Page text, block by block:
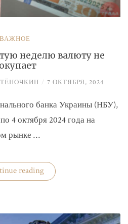
ВАЖНОЕ
неделю валюту не
/ 7 ОКТЯБРЯ, 2024
банка Украины (НБУ),
4 октября 2024 года на
рынке …
reading«Нацбанк
четвертую
покупает»